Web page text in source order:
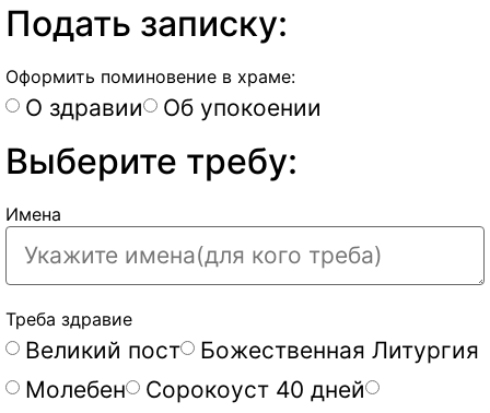
Подать записку:
Оформить поминовение в храме:
О здравии Об упокоении
Выберите требу:
Имена
Треба здравие
Великий пост
Божественная Литургия
Молебен
Сорокоуст 40 дней